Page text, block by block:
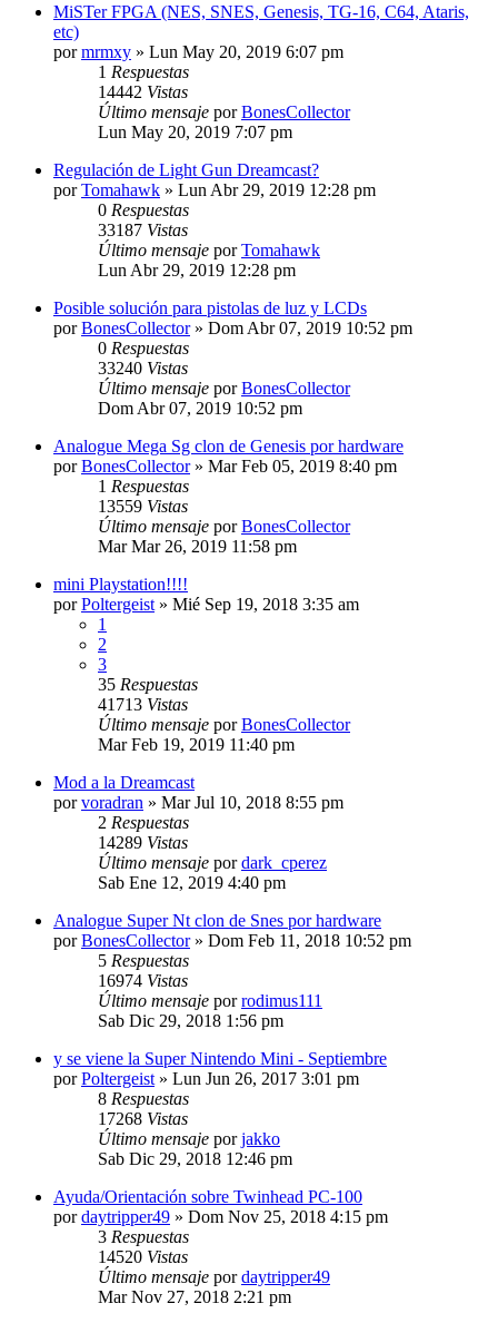
MiSTer FPGA (NES, SNES, Genesis, TG-16, C64, Ataris,
etc)
pormrmxy » Lun May 20, 2019 6:07 pm
1 Respuestas
14442 Vistas
Último mensaje porBonesCollector
Lun May 20, 2019 7:07 pm
Regulación de Light Gun Dreamcast?
porTomahawk » Lun Abr 29, 2019 12:28 pm
0 Respuestas
33187 Vistas
Último mensaje porTomahawk
Lun Abr 29, 2019 12:28 pm
Posible solución para pistolas de luz y LCDs
porBonesCollector» Dom Abr 07, 2019 10:52 pm
0 Respuestas
33240 Vistas
Último mensaje porBonesCollector
Dom Abr 07, 2019 10:52 pm
Analogue Mega Sg clon de Genesis por hardware
porBonesCollector» Mar Feb 05, 2019 8:40 pm
1 Respuestas
13559 Vistas
Último mensaje porBonesCollector
Mar Mar 26, 2019 11:58 pm
mini Playstation!!!!
porPoltergeist » Mié Sep 19, 2018 3:35 am
1
2
3
35 Respuestas
41713 Vistas
Último mensaje porBonesCollector
Mar Feb 19, 2019 11:40 pm
Mod a la Dreamcast
porvoradran » Mar Jul 10, 2018 8:55 pm
2 Respuestas
14289 Vistas
Último mensaje pordark_cperez
Sab Ene 12, 2019 4:40 pm
Analogue Super Nt clon de Snes por hardware
porBonesCollector» Dom Feb 11, 2018 10:52 pm
5 Respuestas
16974 Vistas
Último mensaje porrodimus111
Sab Dic 29, 2018 1:56 pm
y se viene la Super Nintendo Mini - Septiembre
porPoltergeist » Lun Jun 26, 2017 3:01 pm
8 Respuestas
17268 Vistas
Último mensaje porjakko
Sab Dic 29, 2018 12:46 pm
Ayuda/Orientación sobre Twinhead PC-100
pordaytripper49 » Dom Nov 25, 2018 4:15 pm
3 Respuestas
14520 Vistas
Último mensaje pordaytripper49
Mar Nov 27, 2018 2:21 pm